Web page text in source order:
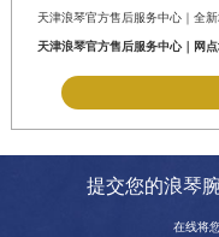
天津浪琴官方售后服务中心｜全
天津浪琴官方售后服务中心｜网
提交您的浪琴
在线将